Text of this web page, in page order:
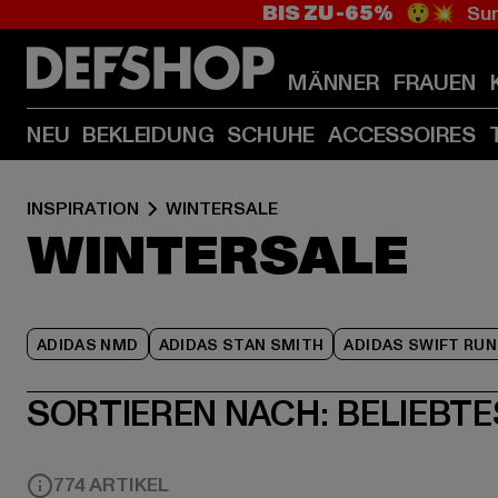
BIS ZU -65% 😲💥
MÄNNER FRAUEN
NEU BEKLEIDUNG SCHUHE ACCESSOIRES
INSPIRATION WINTERSALE
WINTERSALE
ADIDAS NMD ADIDAS STAN SMITH ADIDAS SWIFT RUN
SORTIEREN NACH:
774 ARTIKEL